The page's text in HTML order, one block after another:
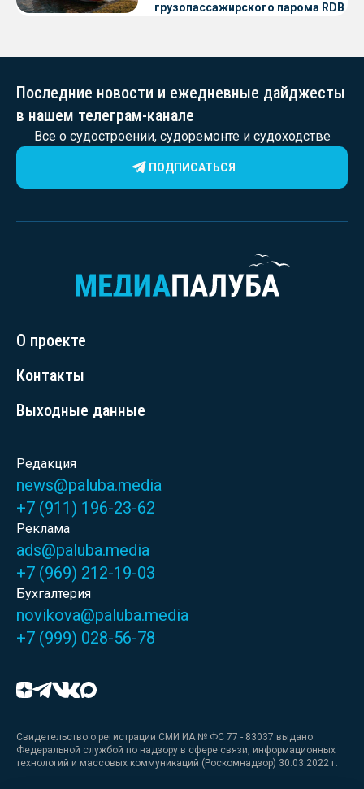
грузопассажирского парома RDB
Последние новости и ежедневные дайджесты
в нашем телеграм-канале
Все о судостроении, судоремонте и судоходстве
ПОДПИСАТЬСЯ
О проекте
Контакты
Выходные данные
Редакция
news@paluba.media
+7 (911) 196-23-62
Реклама
ads@paluba.media
+7 (969) 212-19-03
Бухгалтерия
novikova@paluba.media
+7 (999) 028-56-78
Свидетельство о регистрации СМИ ИА № ФС 77 - 83037 выдано
Федеральной службой по надзору в сфере связи, информационных
технологий и массовых коммуникаций (Роскомнадзор) 30.03.2022 г.